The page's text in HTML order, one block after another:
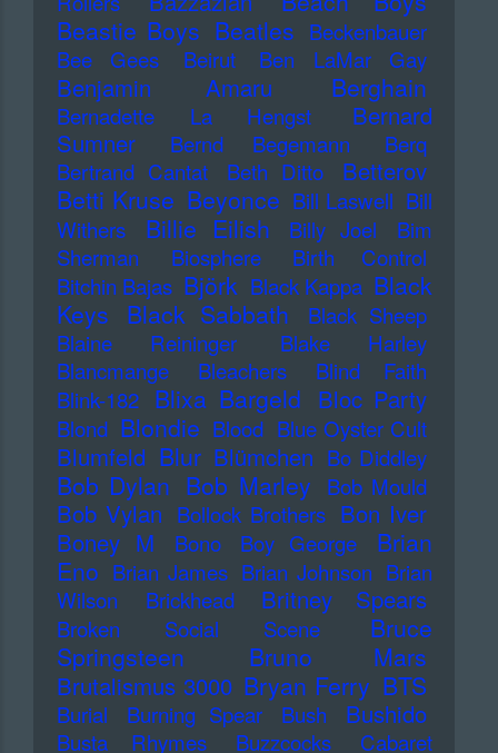
Beastie Boys Beatles Beckenbauer
Bee Gees
Beirut Ben LaMar Gay
Benjamin Amaru Berghain
Bernadette La Hengst
Bernard
Sumner
Bernd Begemann
Berq
Bertrand Cantat
Beth Ditto Betterov
Betti Kruse Beyonce Bill Laswell Bill
Withers
Billie Eilish Billy Joel
Bim
Sherman
Biosphere
Birth Control
Bitchin Bajas Björk Black Kappa Black
Keys Black Sabbath
Black Sheep
Blaine Reininger
Blake Harley
Blancmange
Bleachers
Blind Faith
Blink-182 Blixa Bargeld Bloc Party
Blond Blondie Blood Blue Oyster Cult
Blumfeld Blur Blümchen Bo Diddley
Bob Dylan Bob Marley Bob Mould
Bob Vylan Bollock Brothers Bon Iver
Boney M
Bono Boy George
Brian
Eno Brian James Brian Johnson Brian
Wilson
Brickhead Britney Spears
Broken Social Scene
Bruce
Springsteen
Bruno Mars
Brutalismus 3000 Bryan Ferry BTS
Burial Burning Spear Bush Bushido
Busta Rhymes Buzzcocks Cabaret